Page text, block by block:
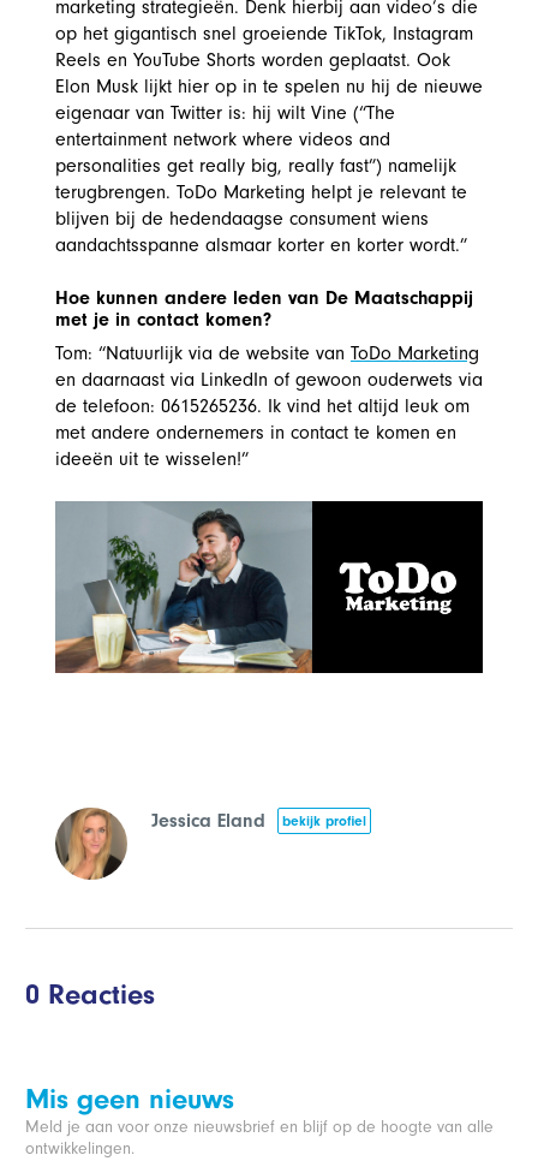
marketing strategieën. Denk hierbij aan video’s die
op het gigantisch snel groeiende TikTok, Instagram
Reels en YouTube Shorts worden geplaatst. Ook
Elon Musk lijkt hier op in te spelen nu hij de nieuwe
eigenaar van Twitter is: hij wilt Vine (“The
entertainment network where videos and
personalities get really big, really fast”) namelijk
terugbrengen. ToDo Marketing helpt je relevant te
blijven bij de hedendaagse consument wiens
aandachtsspanne alsmaar korter en korter wordt.”
Hoe kunnen andere leden van De Maatschappij
met je in contact komen?
Tom: “Natuurlijk via de website van ToDo Marketing
en daarnaast via LinkedIn of gewoon ouderwets via
de telefoon: 0615265236. Ik vind het altijd leuk om
met andere ondernemers in contact te komen en
ideeën uit te wisselen!”
Jessica Eland bekijk profiel
0 Reacties
Mis geen nieuws
Meld je aan voor onze nieuwsbrief en blijf op de hoogte van alle
ontwikkelingen.